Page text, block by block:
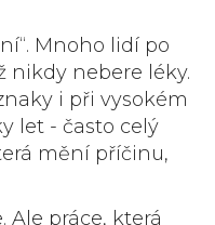
Mnoho lidí po
nikdy nebere léky.
i při vysokém
let - často celý
mění příčinu,
Ale práce, která